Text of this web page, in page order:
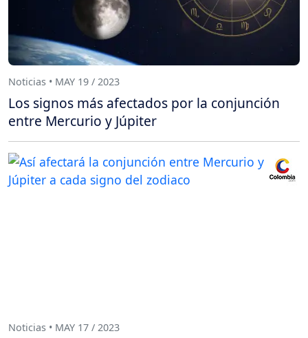
Noticias • MAY 19 / 2023
Los signos más afectados por la conjunción
entre Mercurio y Júpiter
Noticias • MAY 17 / 2023